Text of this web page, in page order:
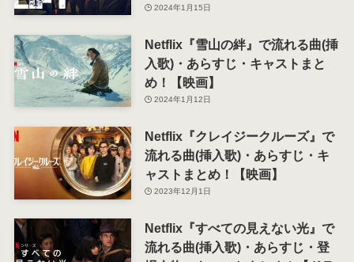
2024年1月15日
Netflix『雪山の絆』で流れる曲(挿
入歌)・あらすじ・キャストまと
め！【映画】
2024年1月12日
Netflix『クレイジークルーズ』で
流れる曲(挿入歌)・あらすじ・キ
ャストまとめ！【映画】
2023年12月1日
Netflix『すべての見えない光』で
流れる曲(挿入歌)・あらすじ・登